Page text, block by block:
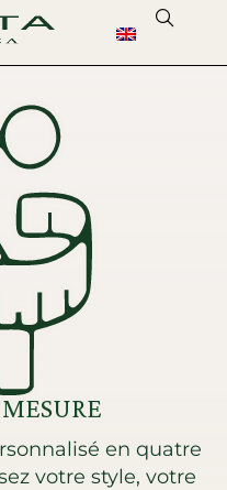
en quatre
votre style, votre